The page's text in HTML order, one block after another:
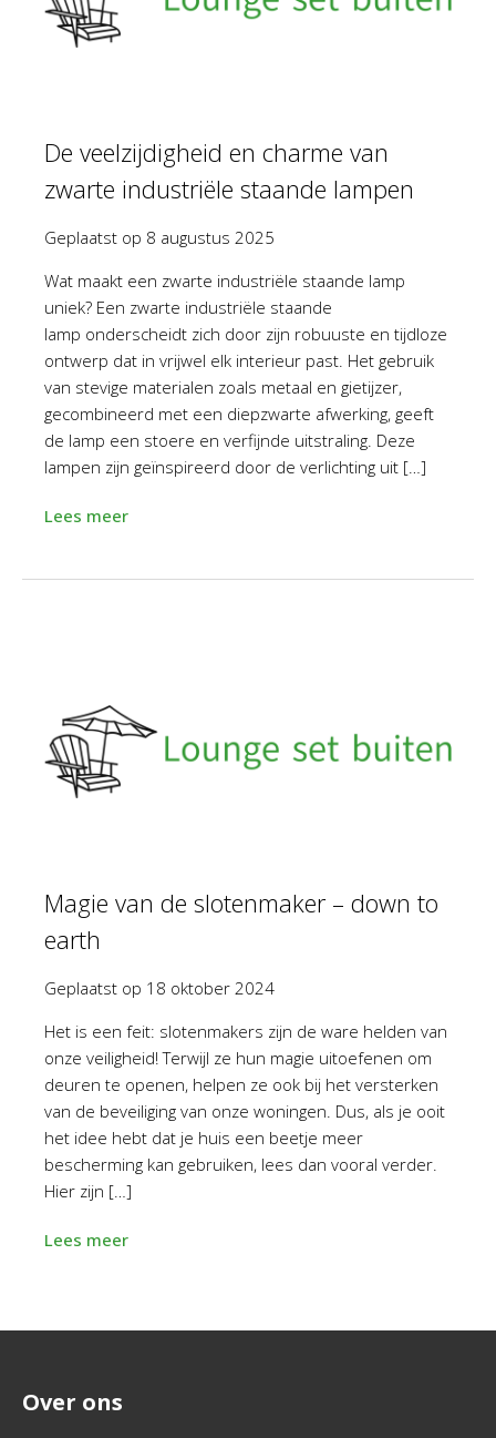
De veelzijdigheid en charme van
zwarte industriële staande lampen
Geplaatst op 8 augustus 2025
Wat maakt een zwarte industriële staande lamp
uniek? Een zwarte industriële staande
lamp onderscheidt zich door zijn robuuste en tijdloze
ontwerp dat in vrijwel elk interieur past. Het gebruik
van stevige materialen zoals metaal en gietijzer,
gecombineerd met een diepzwarte afwerking, geeft
de lamp een stoere en verfijnde uitstraling. Deze
lampen zijn geïnspireerd door de verlichting uit […]
Lees meer
Magie van de slotenmaker – down to
earth
Geplaatst op 18 oktober 2024
Het is een feit: slotenmakers zijn de ware helden van
onze veiligheid! Terwijl ze hun magie uitoefenen om
deuren te openen, helpen ze ook bij het versterken
van de beveiliging van onze woningen. Dus, als je ooit
het idee hebt dat je huis een beetje meer
bescherming kan gebruiken, lees dan vooral verder.
Hier zijn […]
Lees meer
Over ons